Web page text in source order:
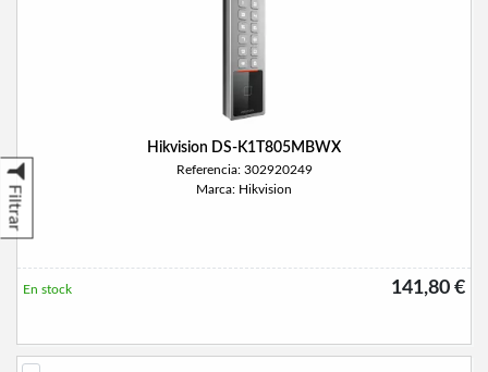
Filtrar
Hikvision DS-K1T805MBWX
Referencia: 302920249
Marca: Hikvision
141,80 €
En stock